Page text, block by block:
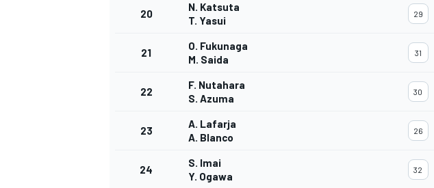
20
N. Katsuta
T. Yasui
29
21
O. Fukunaga
M. Saida
31
22
F. Nutahara
S. Azuma
30
23
A. Lafarja
A. Blanco
26
24
S. Imai
Y. Ogawa
32